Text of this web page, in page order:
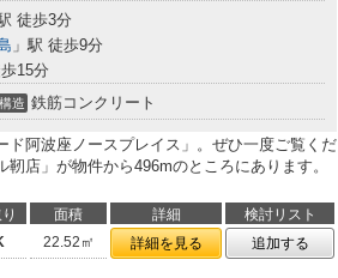
徒歩3分
」駅 徒歩9分
15分
構造 鉄筋コンクリート
ド阿波座ノースプレイス」。ぜひ一度ご覧くだ
店」が物件から496mのところにあります。
面積 詳細
検討リスト
22.52㎡ 詳細を見る 追加する